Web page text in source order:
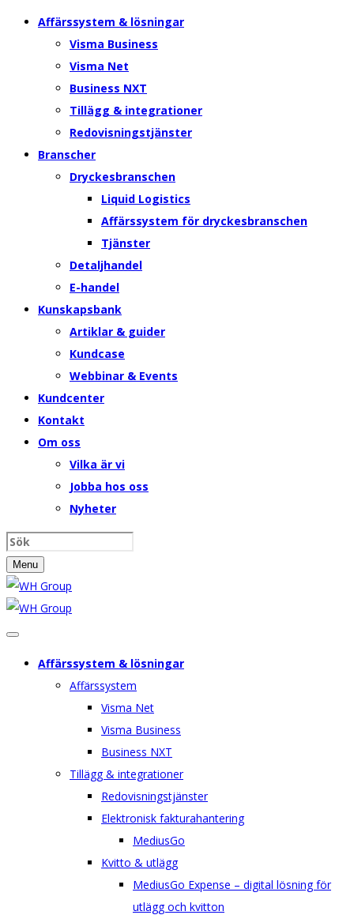
Affärssystem & lösningar
Visma Business
Visma Net
Business NXT
Tillägg & integrationer
Redovisningstjänster
Branscher
Dryckesbranschen
Liquid Logistics
Affärssystem för dryckesbranschen
Tjänster
Detaljhandel
E-handel
Kunskapsbank
Artiklar & guider
Kundcase
Webbinar & Events
Kundcenter
Kontakt
Om oss
Vilka är vi
Jobba hos oss
Nyheter
Menu
Affärssystem & lösningar
Affärssystem
Visma Net
Visma Business
Business NXT
Tillägg & integrationer
Redovisningstjänster
Elektronisk fakturahantering
MediusGo
Kvitto & utlägg
MediusGo Expense – digital lösning för
utlägg och kvitton